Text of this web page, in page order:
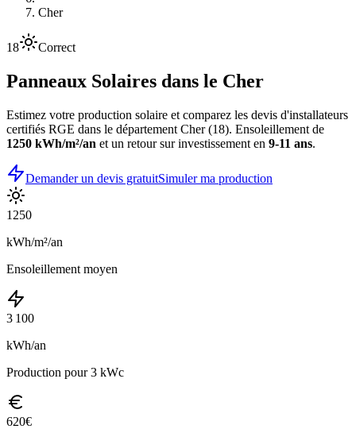
Cher
18 Correct
Panneaux Solaires dans le Cher
Estimez votre production solaire et comparez les devis d'installateurs
certifiés RGE dans le département Cher(18). Ensoleillement de
1250 kWh/m²/an et un retour sur investissement en 9-11 ans.
Demander un devis gratuitSimuler ma production
1250
kWh/m²/an
Ensoleillement moyen
3 100
kWh/an
Production pour 3 kWc
620€